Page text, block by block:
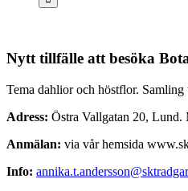
Nytt tillfälle att besöka
Tema dahlior och höstflor.
Adress: Östra Vallgatan 20, Lund.
Anmälan: via vår hemsida
Info: